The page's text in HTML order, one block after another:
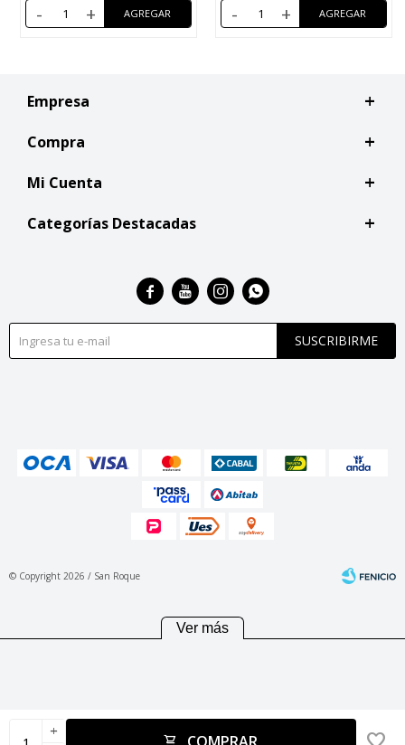
add
- + - +
Empresa
Compra
Mi Cuenta
Categorías Destacadas
SUSCRIBIRME
   
© Copyright 2026 / San Roque
Ver más